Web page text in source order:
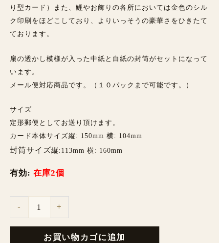
り型カード）また、鯉やお飾りの各所においては金色のシル
ク印刷をほどこしており、よりいっそうの豪華さをひきたて
ております。
扇の透かし模様が入った中紙と白紙の封筒がセットになって
います。
メール便対応商品です。（１０パックまで可能です。）
サイズ
定形郵便としてお送り頂けます。
カード本体サイズ縦: 150mm 横: 104mm
封筒サイズ縦:113mm 横: 160mm
有効: 在庫2個
- +
お買い物カゴに追加